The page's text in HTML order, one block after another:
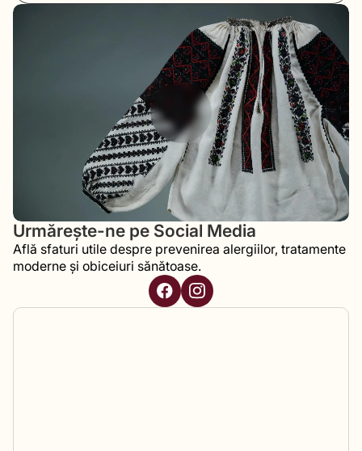
Urmărește-ne pe Social Media
Află sfaturi utile despre prevenirea alergiilor, tratamente
moderne și obiceiuri sănătoase.